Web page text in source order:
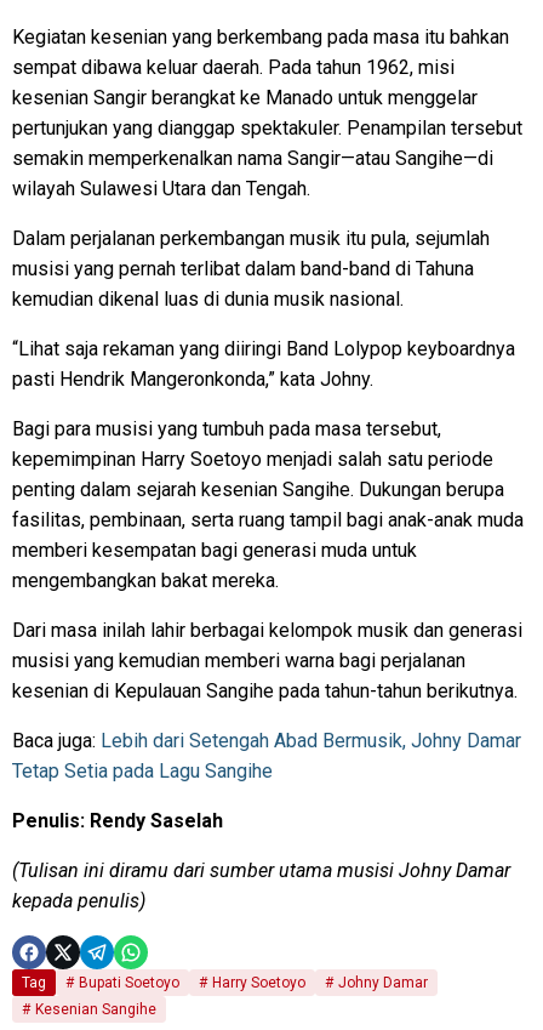
Kegiatan kesenian yang berkembang pada masa itu bahkan
sempat dibawa keluar daerah. Pada tahun 1962, misi
kesenian Sangir berangkat ke Manado untuk menggelar
pertunjukan yang dianggap spektakuler. Penampilan tersebut
semakin memperkenalkan nama Sangir—atau Sangihe—di
wilayah Sulawesi Utara dan Tengah.
Dalam perjalanan perkembangan musik itu pula, sejumlah
musisi yang pernah terlibat dalam band-band di Tahuna
kemudian dikenal luas di dunia musik nasional.
“Lihat saja rekaman yang diiringi Band Lolypop keyboardnya
pasti Hendrik Mangeronkonda,” kata Johny.
Bagi para musisi yang tumbuh pada masa tersebut,
kepemimpinan Harry Soetoyo menjadi salah satu periode
penting dalam sejarah kesenian Sangihe. Dukungan berupa
fasilitas, pembinaan, serta ruang tampil bagi anak-anak muda
memberi kesempatan bagi generasi muda untuk
mengembangkan bakat mereka.
Dari masa inilah lahir berbagai kelompok musik dan generasi
musisi yang kemudian memberi warna bagi perjalanan
kesenian di Kepulauan Sangihe pada tahun-tahun berikutnya.
Baca juga: Lebih dari Setengah Abad Bermusik, Johny Damar
Tetap Setia pada Lagu Sangihe
Penulis: Rendy Saselah
(Tulisan ini diramu dari sumber utama musisi Johny Damar
kepada penulis)
Tag Bupati Soetoyo Harry Soetoyo
Johny Damar
Kesenian Sangihe